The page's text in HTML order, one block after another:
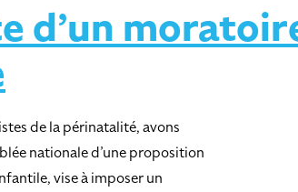
d’un
de la périnatalité, avons
nationale d’une proposition
vise à imposer un